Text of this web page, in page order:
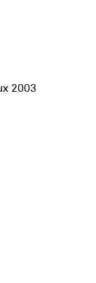
2003